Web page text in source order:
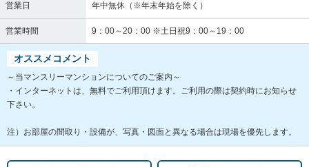
営業日 年中無休（※年末年始を除く）
営業時間 9：00～20：00 ※土日祝9：00～19：00
オススメコメント
～当マンスリーマンションについてのご案内～
・インターネットは、無料でご利用頂けます。ご利用の際は契約時にお知らせ
下さい。
注）お部屋の間取り・設備が、写真・図面と異なる場合は現場を優先します。